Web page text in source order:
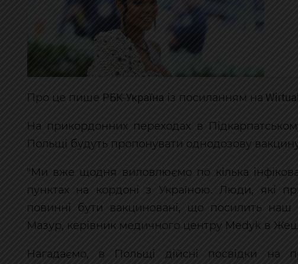
Про це пише РБК-Україна із посиланням на
На прикордонних переходах в
Польщі будуть пропонувати однодозову
"Ми вже щодня виловлюємо по кілька
пунктах на кордоні з Україною. Люди, які
повинні бути вакциновані, що посилить наш
Мазур, керівник медичного центру Medyk в
Нагадаємо, в Польщі дійсні посвідки на